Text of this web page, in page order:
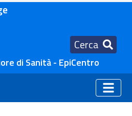
Cerca
di Sanità - EpiCentro